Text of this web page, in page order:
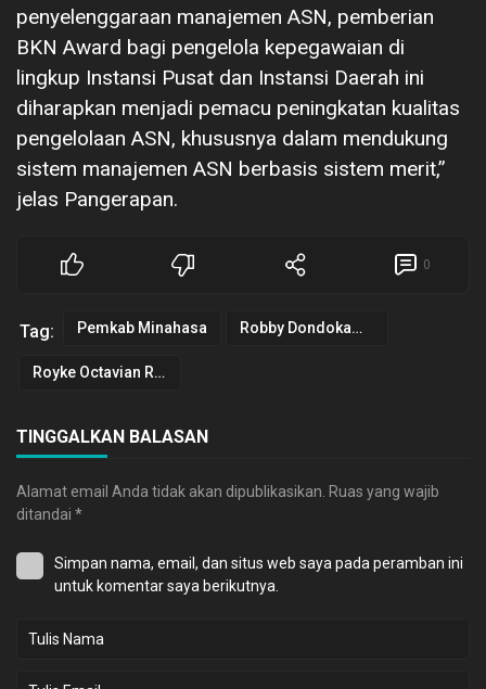
penyelenggaraan manajemen ASN, pemberian
BKN Award bagi pengelola kepegawaian di
lingkup Instansi Pusat dan Instansi Daerah ini
diharapkan menjadi pemacu peningkatan kualitas
pengelolaan ASN, khususnya dalam mendukung
sistem manajemen ASN berbasis sistem merit,”
jelas Pangerapan.
0
Tag: Pemkab Minahasa Robby Dondokambey
Royke Octavian Roring
TINGGALKAN BALASAN
Alamat email Anda tidak akan dipublikasikan. Ruas yang wajib
ditandai *
Simpan nama, email, dan situs web saya pada peramban ini
untuk komentar saya berikutnya.